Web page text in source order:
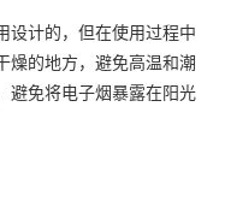
设计的，但在使用过程中
燥的地方，避免高温和潮
避免将电子烟暴露在阳光